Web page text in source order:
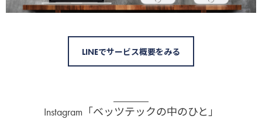
LINEでサービス概要をみる
Instagram「ベッツテックの中のひと」